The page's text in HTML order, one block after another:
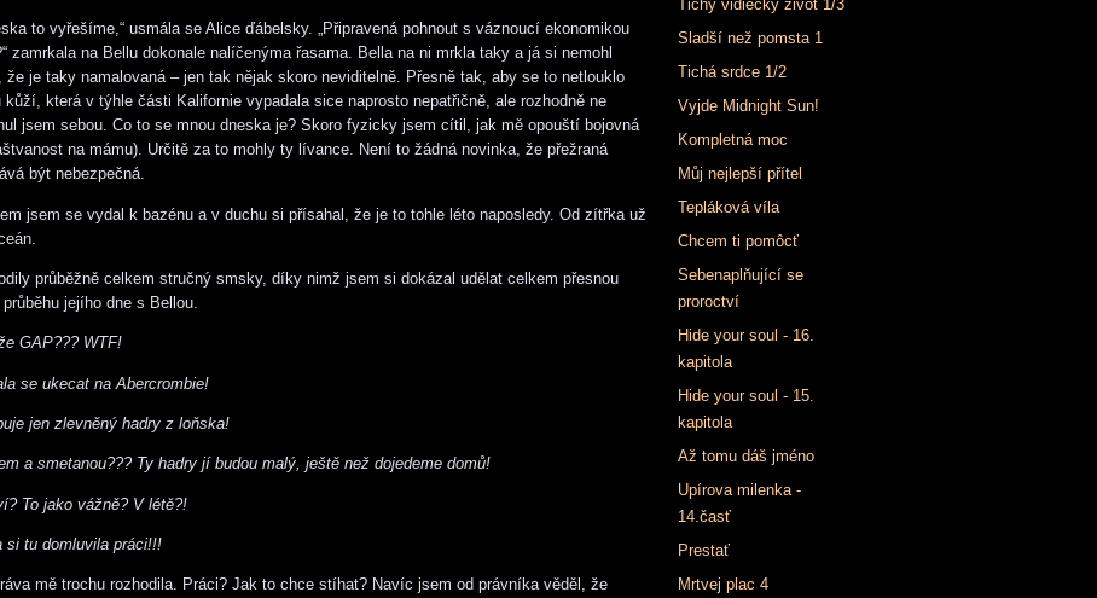
to vyřešíme,“ usmála se Alice ďábelsky. „Připravená pohnout s váznoucí ekonomikou
zamrkala na Bellu dokonale nalíčenýma řasama. Bella na ni mrkla taky a já si nemohl
že je taky namalovaná – jen tak nějak skoro neviditelně. Přesně tak, aby se to netlouklo
kůží, která v týhle části Kalifornie vypadala sice naprosto nepatřičně, ale rozhodně ne
jsem sebou. Co to se mnou dneska je? Skoro fyzicky jsem cítil, jak mě opouští bojovná
na mámu). Určitě za to mohly ty lívance. Není to žádná novinka, že přežraná
být nebezpečná.
jsem se vydal k bazénu a v duchu si přísahal, že je to tohle léto naposledy. Od zítřka už
průběžně celkem stručný smsky, díky nimž jsem si dokázal udělat celkem přesnou
jejího dne s Bellou.
GAP??? WTF!
se ukecat na Abercrombie!
jen zlevněný hadry z loňska!
a smetanou??? Ty hadry jí budou malý, ještě než dojedeme domů!
To jako vážně? V létě?!
si tu domluvila práci!!!
mě trochu rozhodila. Práci? Jak to chce stíhat? Navíc jsem od právníka věděl, že
Tichý vidiecky život 1/3
Sladší než pomsta 1
Tichá srdce 1/2
Vyjde Midnight Sun!
Kompletná moc
Můj nejlepší přítel
Tepláková víla
Chcem ti pomôcť
Sebenaplňující se
proroctví
Hide your soul - 16.
kapitola
Hide your soul - 15.
kapitola
Až tomu dáš jméno
Upírova milenka -
14.časť
Prestať
Mrtvej plac 4